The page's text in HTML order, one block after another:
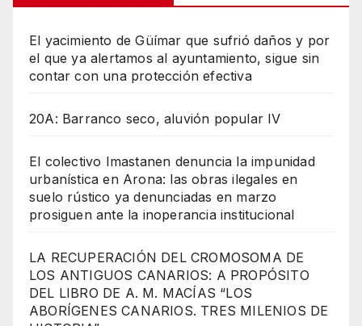
El yacimiento de Güímar que sufrió daños y por
el que ya alertamos al ayuntamiento, sigue sin
contar con una protección efectiva
20A: Barranco seco, aluvión popular IV
El colectivo Imastanen denuncia la impunidad
urbanística en Arona: las obras ilegales en
suelo rústico ya denunciadas en marzo
prosiguen ante la inoperancia institucional
LA RECUPERACIÓN DEL CROMOSOMA DE
LOS ANTIGUOS CANARIOS: A PROPÓSITO
DEL LIBRO DE A. M. MACÍAS “LOS
ABORÍGENES CANARIOS. TRES MILENIOS DE